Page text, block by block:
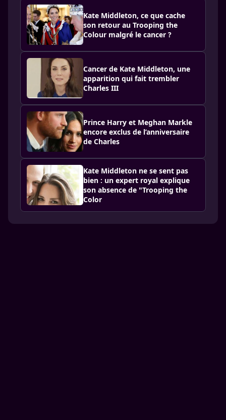
Kate Middleton, ce que cache
son retour au Trooping the
Colour malgré le cancer ?
Cancer de Kate Middleton, une
apparition qui fait trembler
Charles III
Prince Harry et Meghan Markle
encore exclus de l’anniversaire
de Charles
Kate Middleton ne se sent pas
bien : un expert royal explique
son absence de "Trooping the
Color